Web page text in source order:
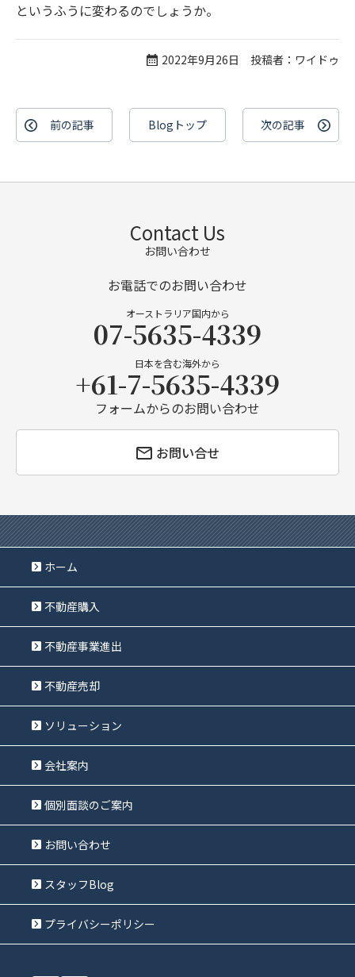
というふうに変わるのでしょうか。
2022年9月26日 投稿者：ワイドゥ
前の記事 Blogトップ 次の記事
Contact Us
お問い合わせ
お電話でのお問い合わせ
オーストラリア国内から
07-5635-4339
日本を含む海外から
+61-7-5635-4339
フォームからのお問い合わせ
お問い合せ
ホーム
不動産購入
不動産事業進出
不動産売却
ソリューション
会社案内
個別面談のご案内
お問い合わせ
スタッフBlog
プライバシーポリシー